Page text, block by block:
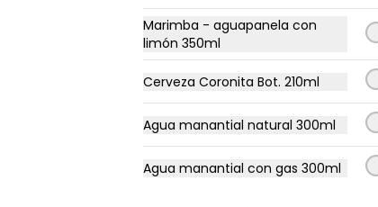
Marimba - aguapanela con
limón 350ml
Cerveza Coronita Bot. 210ml
Agua manantial natural 300ml
Agua manantial con gas 300ml